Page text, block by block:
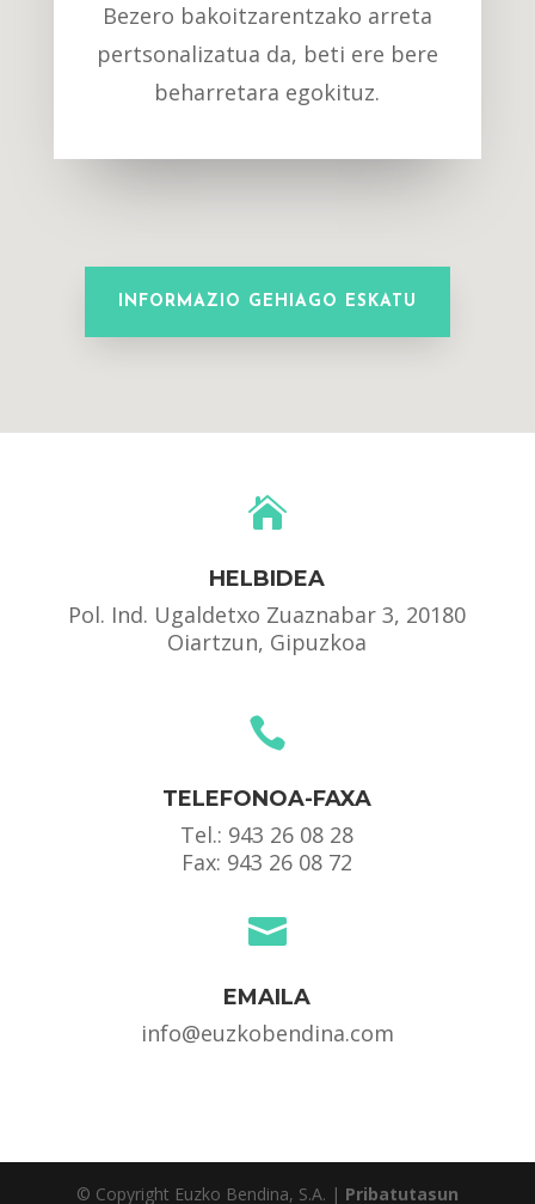
Bezero bakoitzarentzako arreta
pertsonalizatua da, beti ere bere
beharretara egokituz.
INFORMAZIO GEHIAGO ESKATU

HELBIDEA
Pol. Ind. Ugaldetxo Zuaznabar 3, 20180
Oiartzun, Gipuzkoa

TELEFONOA-FAXA
Tel.: 943 26 08 28
Fax: 943 26 08 72

EMAILA
info@euzkobendina.com
© Copyright Euzko Bendina, S.A. | Pribatutasun